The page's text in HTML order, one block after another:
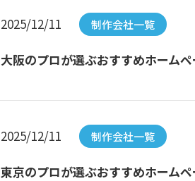
2025/12/11 制作会社一覧
大阪のプロが選ぶおすすめホーム
2025/12/11 制作会社一覧
東京のプロが選ぶおすすめホーム